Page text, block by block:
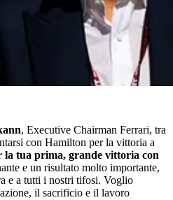
, Executive Chairman Ferrari, tra
con Hamilton per la vittoria a
la tua prima, grande vittoria con
e un risultato molto importante,
e a tutti i nostri tifosi. Voglio
il sacrificio e il lavoro